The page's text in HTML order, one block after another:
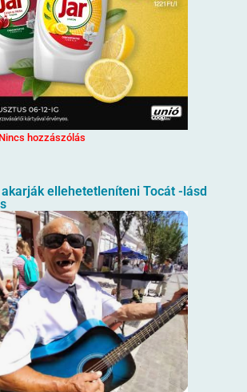
Nincs hozzászólás
ellehetetleníteni Tocát -lásd